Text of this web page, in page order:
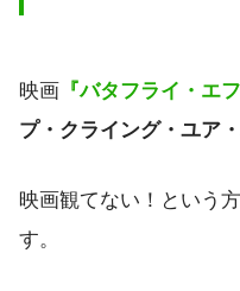
映画 『バタフライ・エ
プ・クライング・ユア
映画観てない！という
す。